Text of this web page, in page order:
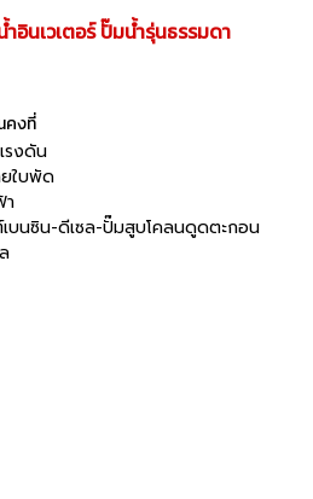
อินเวเตอร์ ปั๊มน้ำรุ่นธรรมดา
คงที่
รงดัน
ใบพัด
บนซิน-ดีเซล-ปั๊มสูบโคลนดูดตะกอน